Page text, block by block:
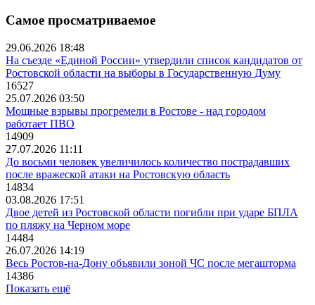
Самое просматриваемое
29.06.2026 18:48
На съезде «Единой России» утвердили список кандидатов от
Ростовской области на выборы в Государственную Думу
16527
25.07.2026 03:50
Мощные взрывы прогремели в Ростове - над городом
работает ПВО
14909
27.07.2026 11:11
До восьми человек увеличилось количество пострадавших
после вражеской атаки на Ростовскую область
14834
03.08.2026 17:51
Двое детей из Ростовской области погибли при ударе БПЛА
по пляжу на Черном море
14484
26.07.2026 14:19
Весь Ростов-на-Дону объявили зоной ЧС после мегашторма
14386
Показать ещё